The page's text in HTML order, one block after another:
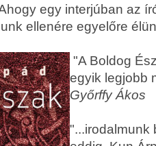
egy interjúban az
ellenére egyelőre
"A Boldog
egyik legjobb
Győrffy Ákos
"...irodalmunk